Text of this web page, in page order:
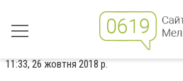
11:33, 26 жовтня 2018 р.